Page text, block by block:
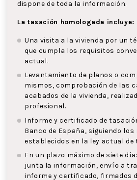
dispone de toda la información.
La tasación homologada incluye:
Una visita a la vivienda por un
que cumpla los requisitos
actual.
Levantamiento de planos o
mismos, comprobación de las
acabados de la vivienda,
profesional.
Informe y certificado de
Banco de España, siguiendo
establecidos en la ley actual de
En un plazo máximo de siete
junta la información, envío a
informe y certificado, firmados